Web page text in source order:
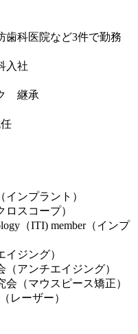
歯科医院など3件で勤務
入社
継承
ンプラント）
スコープ）
（ITI) member（インプ
ジング）
アンチエイジング）
（マウスピース矯正）
レーザー）